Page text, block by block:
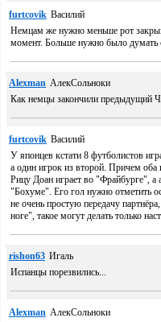
furtcovik Василий
Немцам же нужно меньше рот
момент. Больше нужно было думать
Alexman АлекСольноки
Как немцы закончили предыдущий
furtcovik Василий
У японцев кстати 8 футболистов
а один игрок из второй. Причем
Рицу Доан играет во "Фрайбурге", а
"Бохуме". Его гол нужно отметить
не очень простую передачу
ноге", такое могут делать только
rishon63 Игаль
Испанцы порезвились...
Alexman АлекСольноки